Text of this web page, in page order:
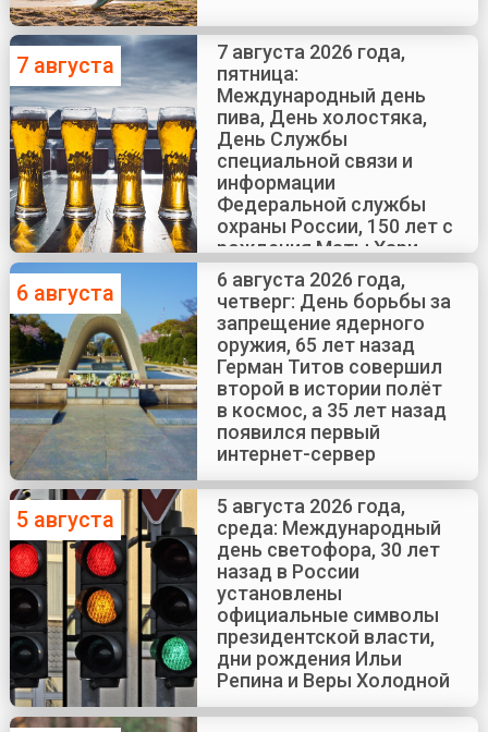
7 августа
7 августа 2026 года,
пятница:
Международный день
пива, День холостяка,
День Службы
специальной связи и
информации
Федеральной службы
охраны России, 150 лет с
рождения Маты Хари
6 августа
6 августа 2026 года,
четверг: День борьбы за
запрещение ядерного
оружия, 65 лет назад
Герман Титов совершил
второй в истории полёт
в космос, а 35 лет назад
появился первый
интернет-сервер
5 августа
5 августа 2026 года,
среда: Международный
день светофора, 30 лет
назад в России
установлены
официальные символы
президентской власти,
дни рождения Ильи
Репина и Веры Холодной